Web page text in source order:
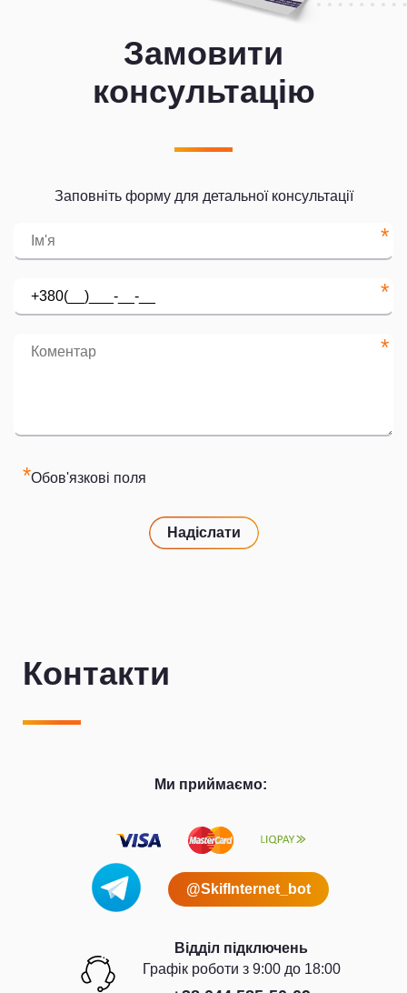
Замовити
консультацію
Заповніть форму для детальної консультації
*
*
*
*Обов'язкові поля
Надіслати
Контакти
Ми приймаємо:
@SkifInternet_bot
Відділ підключень
Графiк роботи з 9:00 до 18:00